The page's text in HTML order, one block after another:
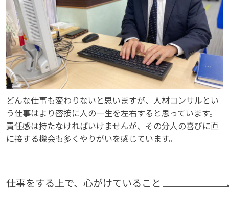
どんな仕事も変わりないと思いますが、人材コンサルとい
う仕事はより密接に人の一生を左右すると思っています。
責任感は持たなければいけませんが、その分人の喜びに直
に接する機会も多くやりがいを感じています。
仕事をする上で、心がけていること